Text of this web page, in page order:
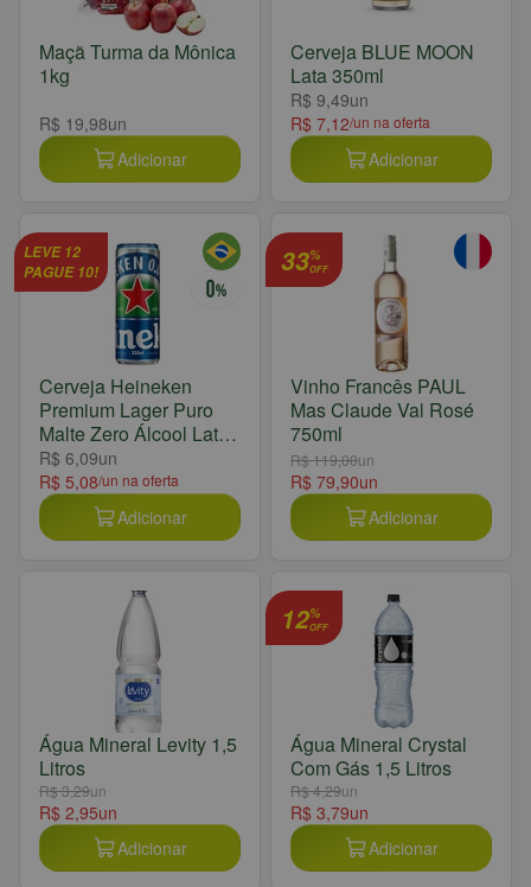
Maçã Turma da Mônica
1kg
R$ 19,98un
Adicionar
Cerveja BLUE MOON
Lata 350ml
R$ 9,49un
R$ 7,12/un na oferta
Adicionar
LEVE 12
PAGUE 10!
Cerveja Heineken
Premium Lager Puro
Malte Zero Álcool Lata
350ml
R$ 6,09un
R$ 5,08/un na oferta
Adicionar
33%
OFF
Vinho Francês PAUL
Mas Claude Val Rosé
750ml
R$ 119,00un
R$ 79,90un
Adicionar
Água Mineral Levity 1,5
Litros
R$ 3,29un
R$ 2,95un
Adicionar
12%
OFF
Água Mineral Crystal
Com Gás 1,5 Litros
R$ 4,29un
R$ 3,79un
Adicionar